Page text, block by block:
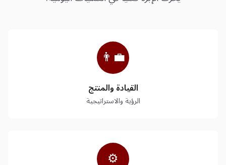
👨‍💼
القيادة والمنتج
الرؤية والاستراتيجية
⚙️